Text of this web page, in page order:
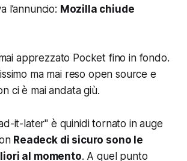
l’annuncio: Mozilla chiude
apprezzato Pocket fino in fondo.
ma mai reso open source e
ci è mai andata giù.
it-later" è quinidi tornato in auge
Readeck di sicuro sono le
al momento. A quel punto